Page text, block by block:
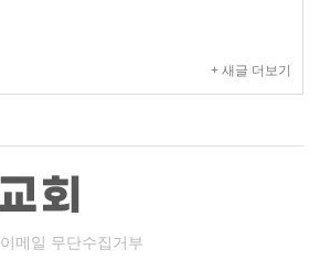
+ 새글 더보기
이메일 무단수집거부